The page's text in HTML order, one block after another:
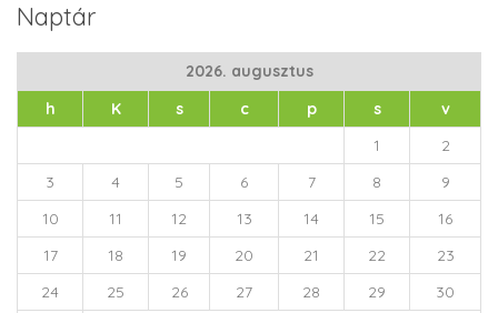
Naptár
2026. augusztus
h
K s c p s
v
1
2
3
4 5 6 7 8
9
10
11 12 13 14 15
16
17
18 19 20 21 22
23
24
25 26 27 28 29
30